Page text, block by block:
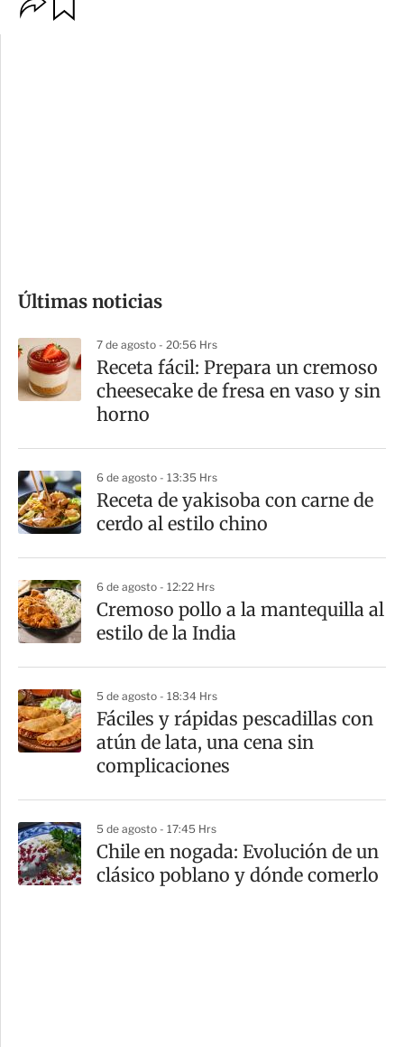
m
a
r
t
Últimas noticias
7 de agosto - 20:56 Hrs
Receta fácil: Prepara un cremoso
cheesecake de fresa en vaso y sin
horno
6 de agosto - 13:35 Hrs
Receta de yakisoba con carne de
cerdo al estilo chino
6 de agosto - 12:22 Hrs
Cremoso pollo a la mantequilla al
estilo de la India
5 de agosto - 18:34 Hrs
Fáciles y rápidas pescadillas con
atún de lata, una cena sin
complicaciones
5 de agosto - 17:45 Hrs
Chile en nogada: Evolución de un
clásico poblano y dónde comerlo